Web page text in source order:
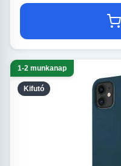
Kifutó
1-2 munkanap